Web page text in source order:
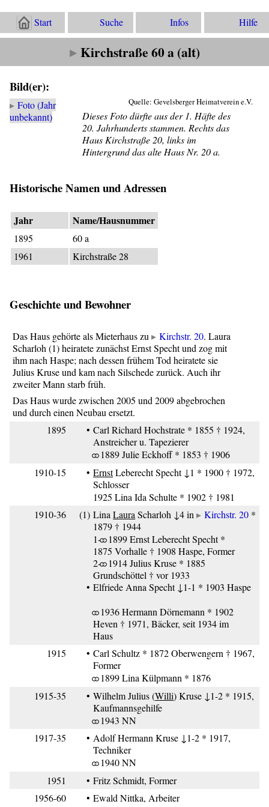
Start Suche Infos Hilfe
Kirchstraße 60 a (alt)
Bild(er):
Foto (Jahr
unbekannt)
Quelle: Gevelsberger Heimatverein e.V.
Dieses Foto dürfte aus der 1. Häfte des
20. Jahrhunderts stammen. Rechts das
Haus Kirchstraße 20, links im
Hintergrund das alte Haus Nr. 20 a.
Historische Namen und Adressen
Jahr Name/Hausnummer
1895
60 a
1961
Kirchstraße 28
Geschichte und Bewohner
Das Haus gehörte als Mieterhaus zu Kirchstr. 20. Laura
Scharloh (1) heiratete zunächst Ernst Specht und zog mit
ihm nach Haspe; nach dessen frühem Tod heiratete sie
Julius Kruse und kam nach Silschede zurück. Auch ihr
zweiter Mann starb früh.
Das Haus wurde zwischen 2005 und 2009 abgebrochen
und durch einen Neubau ersetzt.
1895
• Carl Richard Hochstrate * 1855 † 1924,
Anstreicher u. Tapezierer
⚭ 1889 Julie Eckhoff * 1853 † 1906
1910-15
• ErnstLeberecht Specht ↓1 * 1900 † 1972,
Schlosser
1925 Lina Ida Schulte * 1902 † 1981
1910-36
(1) LinaLaura Scharloh ↓4 in Kirchstr. 20 *
1879 † 1944
1-⚭ 1899 Ernst Leberecht Specht *
1875 Vorhalle † 1908 Haspe, Former
2-⚭ 1914 Julius Kruse * 1885
Grundschöttel † vor 1933
• Elfriede Anna Specht ↓1-1 * 1903 Haspe
⚭ 1936 Hermann Dörnemann * 1902
Heven † 1971, Bäcker,seit 1934 im
Haus
1915
• Carl Schultz * 1872 Oberwengern † 1967,
Former
⚭ 1899 Lina Külpmann * 1876
1915-35
• Wilhelm Julius (Willi) Kruse ↓1-2 * 1915,
Kaufmannsgehilfe
⚭ 1943 NN
1917-35
• Adolf Hermann Kruse ↓1-2 * 1917,
Techniker
⚭ 1940 NN
1951
• Fritz Schmidt, Former
1956-60
• Ewald Nittka, Arbeiter